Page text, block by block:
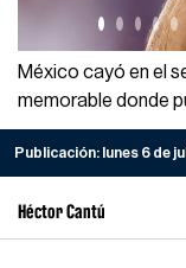
México cayó en el
memorable donde
Publicación: lunes 6 de
Héctor Cantú